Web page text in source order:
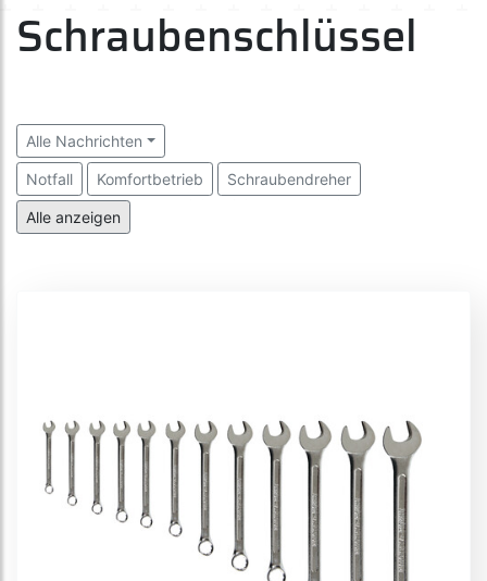
Schraubenschlüssel
Alle Nachrichten
Notfall Komfortbetrieb Schraubendreher
Schraubenschlüssel
Alle anzeigen